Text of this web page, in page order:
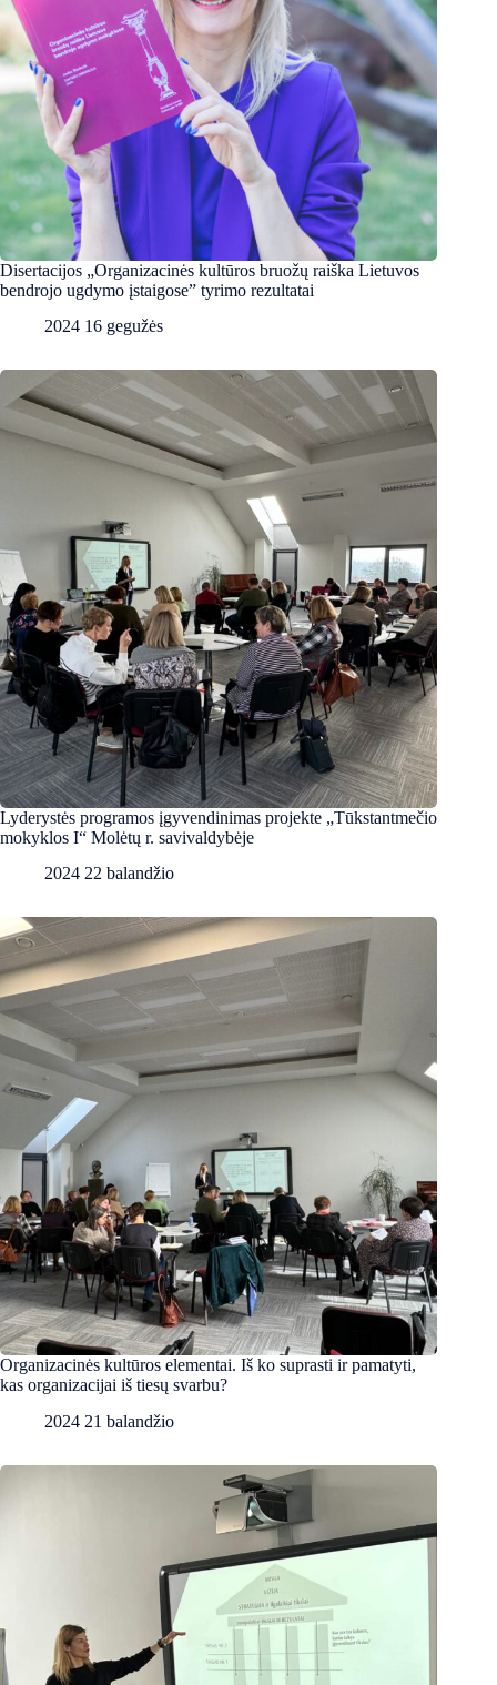
Disertacijos „Organizacinės kultūros bruožų raiška Lietuvos
bendrojo ugdymo įstaigose” tyrimo rezultatai
2024 16 gegužės
Lyderystės programos įgyvendinimas projekte „Tūkstantmečio
mokyklos I“ Molėtų r. savivaldybėje
2024 22 balandžio
Organizacinės kultūros elementai. Iš ko suprasti ir pamatyti,
kas organizacijai iš tiesų svarbu?
2024 21 balandžio